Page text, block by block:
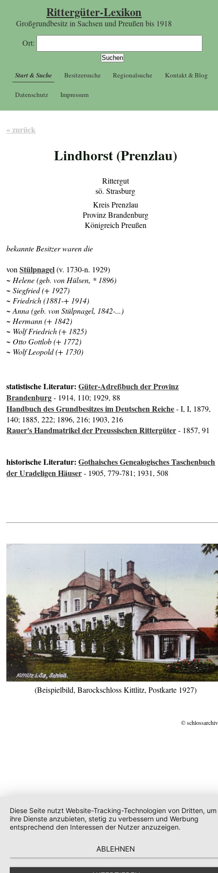
Rittergüter-Lexikon
Großgrundbesitz in Sachsen und Preußen bis 1918
Ort:
Start & Suche Besitzersuche Regionalsuche Kontakt & Blog
Datenschutz Impressum
« zurück
Lindhorst (Prenzlau)
Rittergut
sö. Strasburg
Kreis Prenzlau
Provinz Brandenburg
Königreich Preußen
bekannte Besitzer waren die
vonStülpnagel(v. 1730-n. 1929)
~ Helene (geb. von Hülsen, * 1896)
~ Siegfried (+ 1927)
~ Friedrich (1881-+ 1914)
~ Anna (geb. von Stülpnagel, 1842-...)
~ Hermann (+ 1842)
~ Wolf Friedrich (+ 1825)
~ Otto Gottlob (+ 1772)
~ Wolf Leopold (+ 1730)
statistische Literatur:Güter-Adreßbuch der Provinz
Brandenburg- 1914, 110; 1929, 88
Handbuch des Grundbesitzes im Deutschen Reiche- I, I, 1879,
140; 1885, 222; 1896, 216; 1903, 216
Rauer's Handmatrikel der Preussischen Rittergüter- 1857, 91
historische Literatur:Gothaisches Genealogisches Taschenbuch
der Uradeligen Häuser- 1905, 779-781; 1931, 508
(Beispielbild, Barockschloss Kittlitz, Postkarte 1927)
©
Diese Seite nutzt Website-Tracking-Technologien von Dritten, um
ihre Dienste anzubieten, stetig zu verbessern und Werbung
entsprechend den Interessen der Nutzer anzuzeigen.
ABLEHNEN